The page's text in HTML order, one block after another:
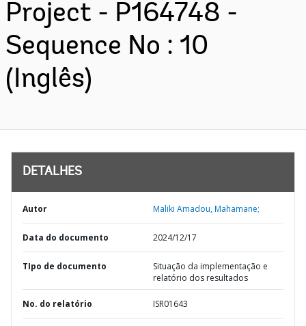
Project - P164748 -
Sequence No : 10
(Inglês)
DETALHES
Autor Maliki Amadou, Mahamane;
Data do documento 2024/12/17
TIpo de documento
Situação da implementação e
relatório dos resultados
No. do relatório ISR01643